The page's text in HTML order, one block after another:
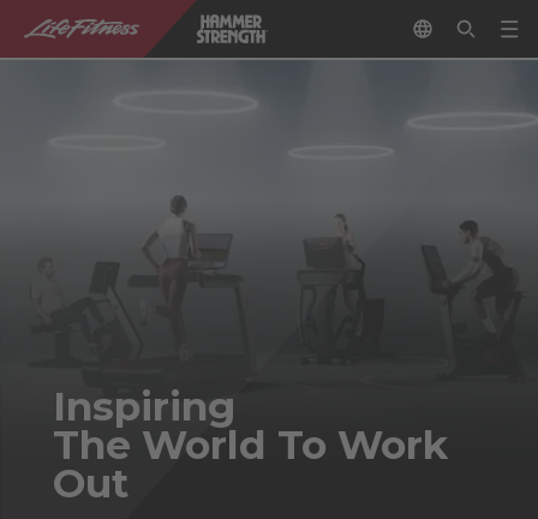
Inspiring
The World To Work
Out